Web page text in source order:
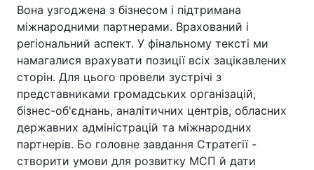
Вона узгоджена з бізнесом і підтримана
міжнародними партнерами. Врахований і
регіональний аспект. У фінальному тексті ми
намагалися врахувати позиції всіх зацікавлених
сторін. Для цього провели зустрічі з
представниками громадських організацій,
бізнес-об'єднань, аналітичних центрів, обласних
державних адміністрацій та міжнародних
партнерів. Бо головне завдання Стратегії -
створити умови для розвитку МСП й дати